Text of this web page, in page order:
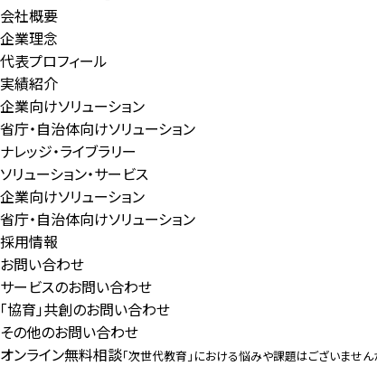
会社概要
企業理念
代表プロフィール
実績紹介
企業向けソリューション
省庁・自治体向けソリューション
ナレッジ・ライブラリー
ソリューション・サービス
企業向けソリューション
省庁・自治体向けソリューション
採用情報
お問い合わせ
サービスのお問い合わせ
「協育」共創のお問い合わせ
その他のお問い合わせ
オンライン無料相談「次世代教育」における悩みや課題はございません